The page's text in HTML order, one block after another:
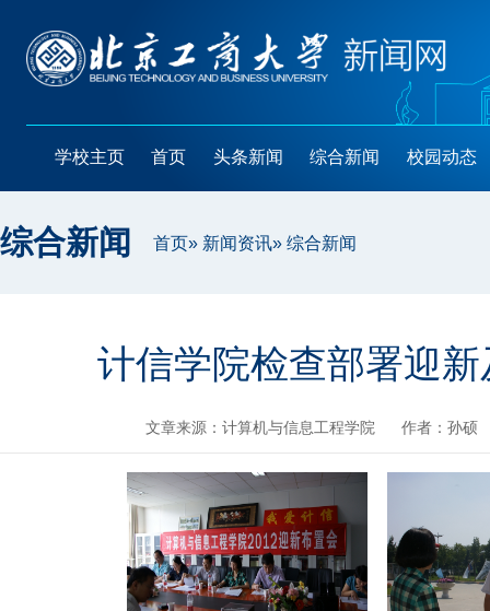
学校主页 首页 头条新闻 综合新闻 校园动态
综合新闻 首页» 新闻资讯» 综合新闻
计信学院检查部署迎
文章来源：计算机与信息工程学院 作者：孙硕